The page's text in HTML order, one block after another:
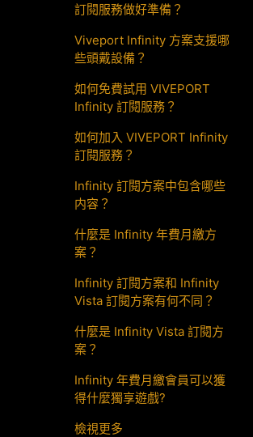
訂閱服務做好準備？
Viveport Infinity 方案支援哪
些頭戴設備？
如何免費試用 VIVEPORT
Infinity 訂閱服務？
如何加入 VIVEPORT Infinity
訂閱服務？
Infinity 訂閱方案中包含哪些
内容？
什麼是 Infinity 年費月繳方
案？
Infinity 訂閱方案和 Infinity
Vista 訂閱方案有何不同？
什麼是 Infinity Vista 訂閱方
案？
Infinity 年費月繳會員可以獲
得什麼獨享遊戲?
檢視更多